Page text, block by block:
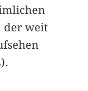
der weit